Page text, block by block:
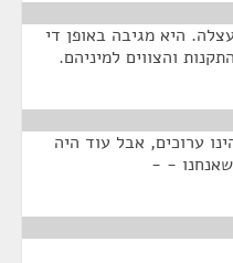
היא מגיבה באופן די
והצווים למיניהם.
ערוכים, אבל עוד היה
שאנחנו - -